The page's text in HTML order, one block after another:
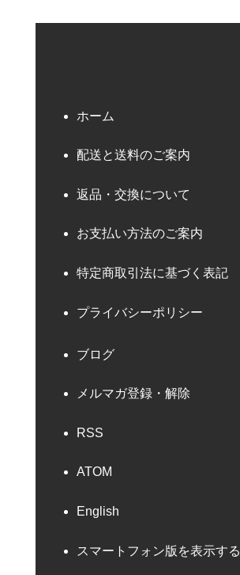
ホーム
配送と送料のご案内
返品・交換について
お支払い方法のご案内
特定商取引法に基づく表記
プライバシーポリシー
ブログ
メルマガ登録・解除
RSS
ATOM
English
スマートフォン版を表示する